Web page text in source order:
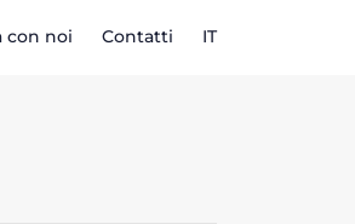
con noi Contatti IT